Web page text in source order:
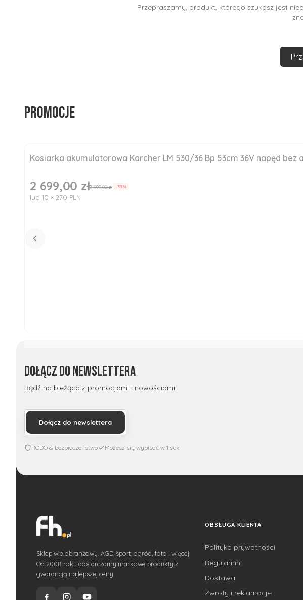
Przepraszamy, produkt, którego szukasz jest
Promocje
Okazja
Kosiarka akumulatorowa Karcher LM 530/36 Bp 53cm 36V napęd bez
Cena promocyjna
2 699,00 zł3 999,00 zł -33%
lub 10 × 270 PLN
Dołącz do newslettera
Bądź na bieżąco z promocjami i nowościami.
Dołącz do newslettera
RODO & bezpieczeństwo Możesz się wypisać w 1 sek
Sklep wielobranżowy. AGD, sport, ogród, foto i więcej.
Od 2008 roku dostarczamy markowe produkty z
gwarancją najlepszej ceny.
OBSŁUGA KLIENTA
Polityka prywatności
Regulamin
Dostawa
Zwroty i reklamacje